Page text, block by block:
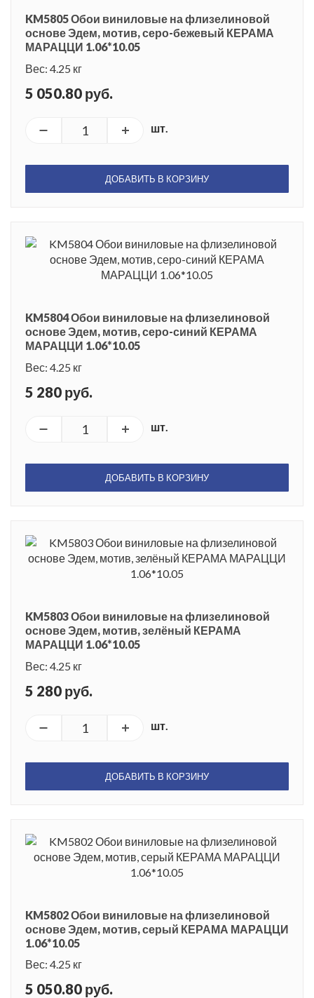
KM5805 Обои виниловые на флизелиновой
основе Эдем, мотив, серо-бежевый КЕРАМА
МАРАЦЦИ 1.06*10.05
Вес: 4.25 кг
5 050.80 руб.
шт.
ДОБАВИТЬ В КОРЗИНУ
KM5804 Обои виниловые на флизелиновой
основе Эдем, мотив, серо-синий КЕРАМА
МАРАЦЦИ 1.06*10.05
Вес: 4.25 кг
5 280 руб.
шт.
ДОБАВИТЬ В КОРЗИНУ
KM5803 Обои виниловые на флизелиновой
основе Эдем, мотив, зелёный КЕРАМА
МАРАЦЦИ 1.06*10.05
Вес: 4.25 кг
5 280 руб.
шт.
ДОБАВИТЬ В КОРЗИНУ
KM5802 Обои виниловые на флизелиновой
основе Эдем, мотив, серый КЕРАМА МАРАЦЦИ
1.06*10.05
Вес: 4.25 кг
5 050.80 руб.